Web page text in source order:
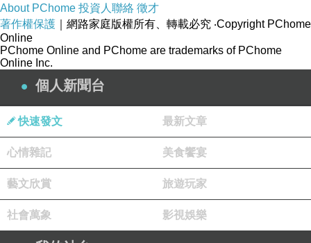
的支撐性與
舒適感。精
緻細膩作
工，分段式
輕鬆調整沙
發及床的變
化，坐著或
躺著，都能
滿足空間上
的需求。
About PChome 投資人聯絡 徵才
著作權保護 ｜網路家庭版權所有、轉載必究 ‧Copyright PChome
Online
PChome Online and PChome are trademarks of PChome
Online Inc.
個人新聞台
快速發文 最新文章
心情雜記 美食饗宴
藝文欣賞 旅遊玩家
社會萬象 影視娛樂